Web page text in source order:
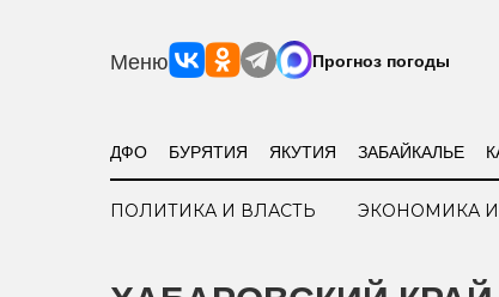
Меню Прогноз погоды
ДФО БУРЯТИЯ ЯКУТИЯ ЗАБАЙКАЛЬЕ
ПОЛИТИКА И ВЛАСТЬ ЭКОНОМИКА